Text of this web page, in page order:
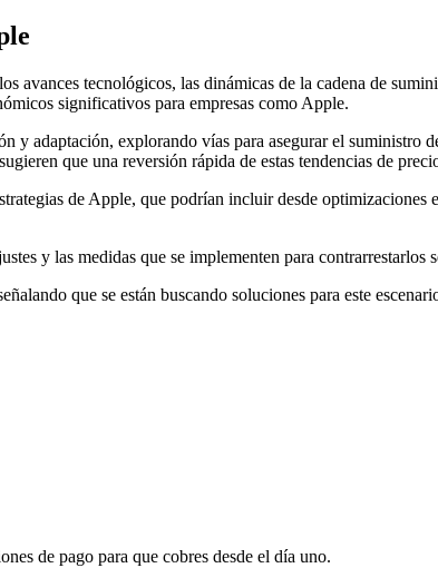
avances tecnológicos, las dinámicas de la cadena de
significativos para empresas como Apple.
y adaptación, explorando vías para asegurar el
que una reversión rápida de estas tendencias de
de Apple, que podrían incluir desde
y las medidas que se implementen para
que se están buscando soluciones para este
de pago para que cobres desde el día uno.